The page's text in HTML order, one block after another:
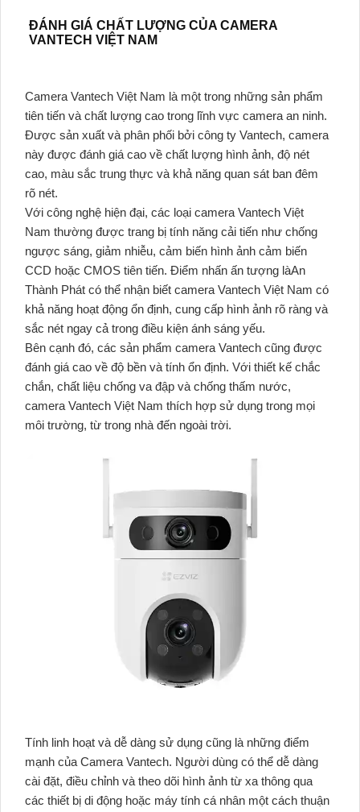
ĐÁNH GIÁ CHẤT LƯỢNG CỦA CAMERA
VANTECH VIỆT NAM
Camera Vantech Việt Nam là một trong những sản phẩm
tiên tiến và chất lượng cao trong lĩnh vực camera an ninh.
Được sản xuất và phân phối bởi công ty Vantech, camera
này được đánh giá cao về chất lượng hình ảnh, độ nét
cao, màu sắc trung thực và khả năng quan sát ban đêm
rõ nét.
Với công nghệ hiện đại, các loại camera Vantech Việt
Nam thường được trang bị tính năng cải tiến như chống
ngược sáng, giảm nhiễu, cảm biến hình ảnh cảm biến
CCD hoặc CMOS tiên tiến. Điểm nhấn ấn tượng làAn
Thành Phát có thể nhận biết camera Vantech Việt Nam có
khả năng hoạt động ổn định, cung cấp hình ảnh rõ ràng và
sắc nét ngay cả trong điều kiện ánh sáng yếu.
Bên cạnh đó, các sản phẩm camera Vantech cũng được
đánh giá cao về độ bền và tính ổn định. Với thiết kế chắc
chắn, chất liệu chống va đập và chống thấm nước,
camera Vantech Việt Nam thích hợp sử dụng trong mọi
môi trường, từ trong nhà đến ngoài trời.
Tính linh hoạt và dễ dàng sử dụng cũng là những điểm
mạnh của Camera Vantech. Người dùng có thể dễ dàng
cài đặt, điều chỉnh và theo dõi hình ảnh từ xa thông qua
các thiết bị di động hoặc máy tính cá nhân một cách thuận